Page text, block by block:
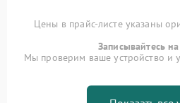
Цены в прайс-листе указаны
Записывайтесь
Мы проверим ваше устройство и